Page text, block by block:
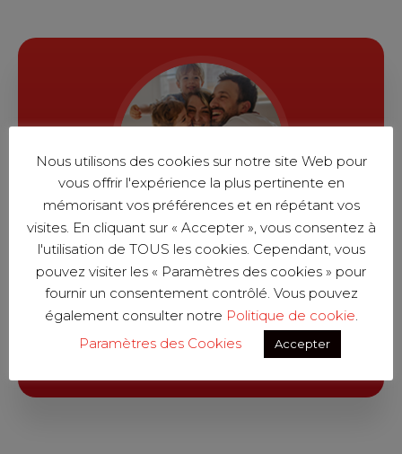
Nos dernières
RÉALISATIONS
Nous utilisons des cookies sur notre site Web pour
vous offrir l'expérience la plus pertinente en
mémorisant vos préférences et en répétant vos
visites. En cliquant sur « Accepter », vous consentez à
l'utilisation de TOUS les cookies. Cependant, vous
pouvez visiter les « Paramètres des cookies » pour
fournir un consentement contrôlé. Vous pouvez
également consulter notre Politique de cookie.
Paramètres des Cookies
Accepter